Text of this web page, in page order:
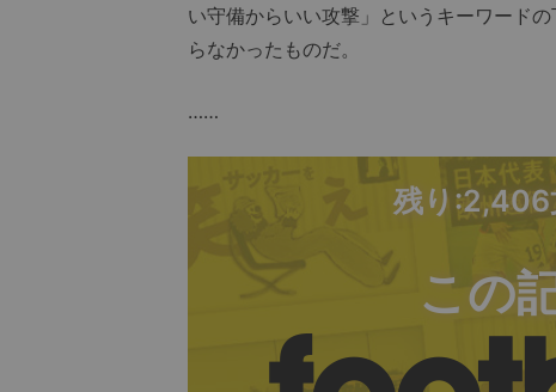
い守備からいい攻撃」というキーワード
らなかったものだ。
……
残り:2,406
この